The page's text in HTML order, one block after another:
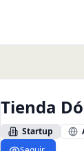
Tienda
Startup